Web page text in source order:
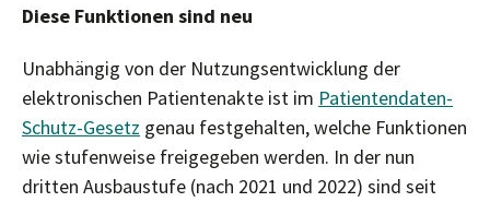
Diese Funktionen sind neu
Unabhängig von der Nutzungsentwicklung der
elektronischen Patientenakte ist im Patientendaten-
Schutz-Gesetz genau festgehalten, welche Funktionen
wie stufenweise freigegeben werden. In der nun
dritten Ausbaustufe (nach 2021 und 2022) sind seit